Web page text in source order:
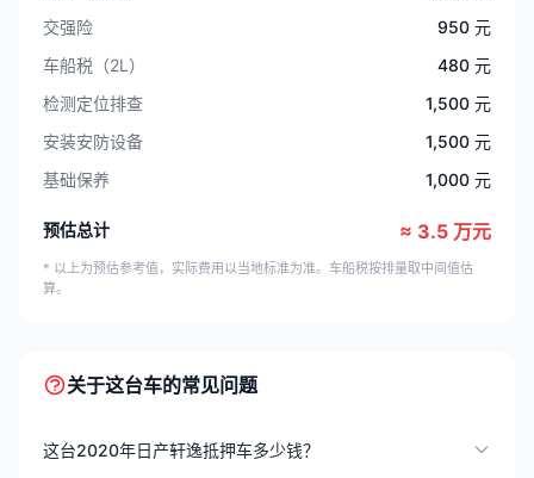
交强险
950 元
车船税（2L）
480 元
检测定位排查
1,500 元
安装安防设备
1,500 元
基础保养
1,000 元
预估总计 ≈ 3.5 万元
* 以上为预估参考值，实际费用以当地标准为准。车船税按排量取中间值估
算。
关于这台车的常见问题
这台2020年日产轩逸抵押车多少钱？